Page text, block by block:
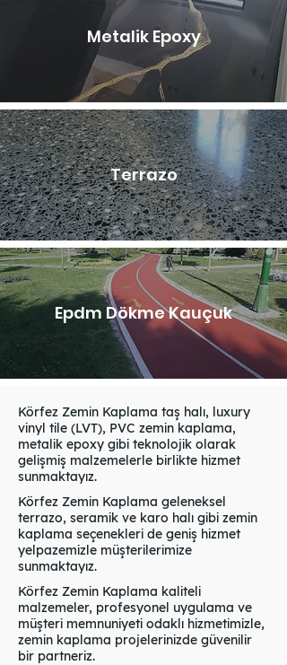
Metalik Epoxy
Terrazo
Epdm Dökme Kauçuk
Körfez Zemin Kaplama taş halı, luxury
vinyl tile (LVT), PVC zemin kaplama,
metalik epoxy gibi teknolojik olarak
gelişmiş malzemelerle birlikte hizmet
sunmaktayız.
Körfez Zemin Kaplama geleneksel
terrazo, seramik ve karo halı gibi zemin
kaplama seçenekleri de geniş hizmet
yelpazemizle müşterilerimize
sunmaktayız.
Körfez Zemin Kaplama kaliteli
malzemeler, profesyonel uygulama ve
müşteri memnuniyeti odaklı hizmetimizle,
zemin kaplama projelerinizde güvenilir
bir partneriz.